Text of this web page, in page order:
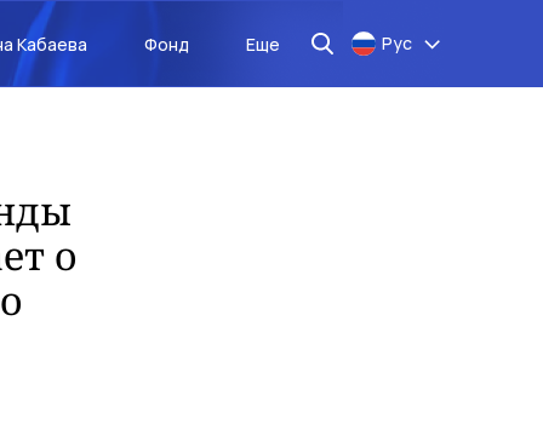
Кабаева Фонд Еще Рус
о